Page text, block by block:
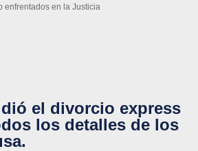
enfrentados en la Justicia
el divorcio express
los detalles de los